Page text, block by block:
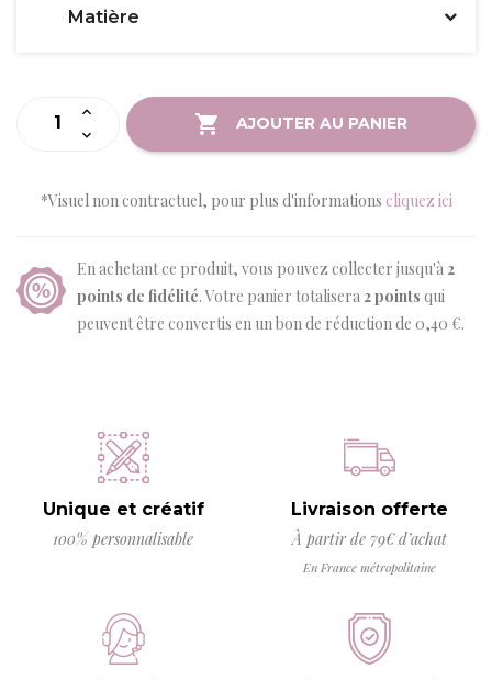
Matière
AJOUTER AU PANIER
*Visuel non contractuel, pour plus d'informations cliquez ici
En achetant ce produit, vous pouvez collecter jusqu'à2
points de fidélité. Votre panier totalisera2points qui
peuvent être convertis en un bon de réduction de 0,40 €.
Unique et créatif
100% personnalisable
Livraison offerte
À partir de 79€ d’achat
En France métropolitaine